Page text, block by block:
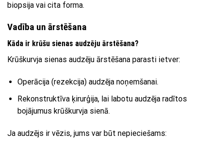
biopsija vai cita forma.
Vadība un ārstēšana
Kāda ir krūšu sienas audzēju ārstēšana?
Krūškurvja sienas audzēju ārstēšana parasti ietver:
Operācija (rezekcija) audzēja noņemšanai.
Rekonstruktīva ķirurģija, lai labotu audzēja radītos
bojājumus krūškurvja sienā.
Ja audzējs ir vēzis, jums var būt nepieciešams: